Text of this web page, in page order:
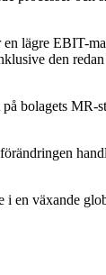
lägre EBIT-
den
bolagets
en växande